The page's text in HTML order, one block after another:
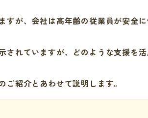
が、会社は高年齢の従業員が安全
れていますが、どのような支援を
紹介とあわせて説明します。